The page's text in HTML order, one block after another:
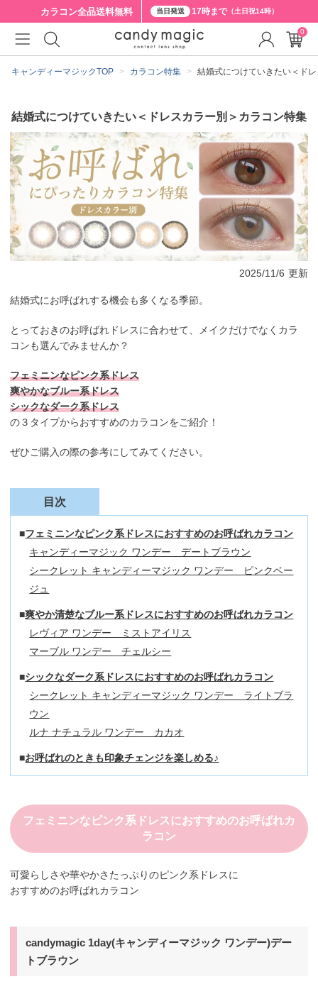
カラコン全品送料無料 当日発送 17時まで（土日祝14時）
キャンディーマジックTOP カラコン特集 結婚式につけていきたい＜ド
結婚式につけていきたい＜ドレスカラー別＞カラコン特集
2025/11/6 更新
結婚式にお呼ばれする機会も多くなる季節。
とっておきのお呼ばれドレスに合わせて、メイクだけでなくカラ
コンも選んでみませんか？
フェミニンなピンク系ドレス
爽やかなブルー系ドレス
シックなダーク系ドレス
の３タイプからおすすめのカラコンをご紹介！
ぜひご購入の際の参考にしてみてください。
目次
フェミニンなピンク系ドレスにおすすめのお呼ばれカラコン
キャンディーマジック ワンデー デートブラウン
シークレット キャンディーマジック ワンデー ピンクベー
ジュ
爽やか清楚なブルー系ドレスにおすすめのお呼ばれカラコン
レヴィア ワンデー ミストアイリス
マーブル ワンデー チェルシー
シックなダーク系ドレスにおすすめのお呼ばれカラコン
シークレット キャンディーマジック ワンデー ライトブラ
ウン
ルナ ナチュラル ワンデー カカオ
お呼ばれのときも印象チェンジを楽しめる♪
フェミニンなピンク系ドレスにおすすめのお呼ばれカ
ラコン
可愛らしさや華やかさたっぷりのピンク系ドレスに
おすすめのお呼ばれカラコン
candymagic 1day(キャンディーマジック ワンデー)デー
トブラウン
0